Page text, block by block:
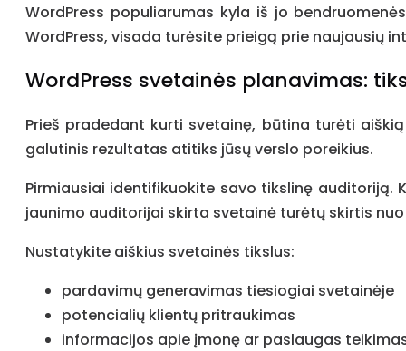
WordPress populiarumas kyla iš jo
WordPress, visada turėsite prieigą prie naujausių
WordPress svetainės planavimas:
Prieš pradedant kurti svetainę, būtina turėti
galutinis rezultatas atitiks jūsų verslo poreikius.
Pirmiausiai identifikuokite savo tikslinę auditoriją.
jaunimo auditorijai skirta svetainė turėtų skirtis
Nustatykite aiškius svetainės tikslus:
pardavimų generavimas tiesiogiai svetainėje
potencialių klientų pritraukimas
informacijos apie įmonę ar paslaugas